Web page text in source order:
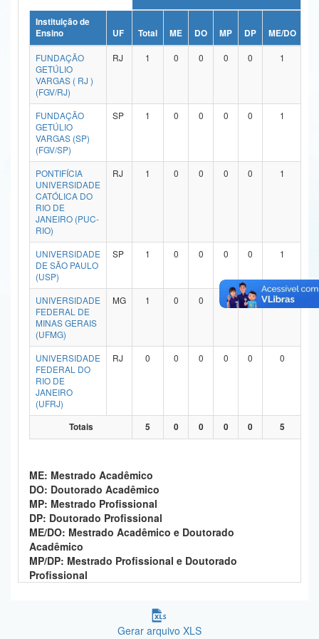
Ministério da Ciência, Tecnologia, Inovações e Comunicações
Ministério do Meio Ambiente
Ministério do Turismo
Ministério do Desenvolvimento Regional
Controladoria-Geral da União
Ministério da Mulher, da Família e dos Direitos Humanos
Secretaria-Geral
Secretaria de Governo
Gabinete de Segurança Institucional
Advocacia-Geral da União
Banco Central do Brasil
Instituição de
Ensino
UF Total ME DO MP DP ME/DO
FUNDAÇÃO
GETÚLIO
VARGAS ( RJ )
(FGV/RJ)
RJ 1 0 0 0 0 1
FUNDAÇÃO
GETÚLIO
VARGAS (SP)
(FGV/SP)
SP 1 0 0 0 0 1
PONTIFÍCIA
UNIVERSIDADE
CATÓLICA DO
RIO DE
JANEIRO (PUC-
RIO)
RJ 1 0 0 0 0 1
UNIVERSIDADE
DE SÃO PAULO
(USP)
SP 1 0 0 0 0 1
UNIVERSIDADE
FEDERAL DE
MINAS GERAIS
(UFMG)
MG 1 0 0 0 0 1
UNIVERSIDADE
FEDERAL DO
RIO DE
JANEIRO
(UFRJ)
RJ 0 0 0 0 0 0
Totais 5 0 0 0 0 5
ME: Mestrado Acadêmico
DO: Doutorado Acadêmico
MP: Mestrado Profissional
DP: Doutorado Profissional
ME/DO: Mestrado Acadêmico e Doutorado
Acadêmico
MP/DP: Mestrado Profissional e Doutorado
Profissional
Gerar arquivo XLS